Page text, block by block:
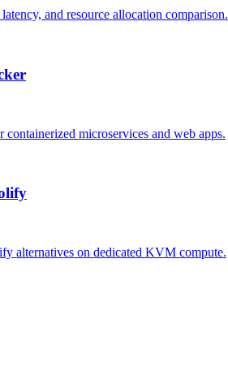
and resource allocation comparison.
microservices and web apps.
alternatives on dedicated KVM compute.